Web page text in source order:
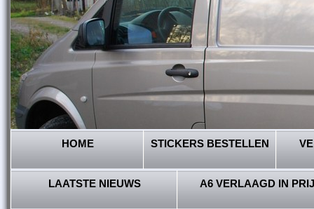
HOME STICKERS BESTELLEN
LAATSTE NIEUWS A6 VERLAAGD IN